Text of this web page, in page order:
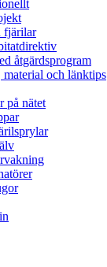
fjärilar
åtgärdsprogram
material och länktips
på nätet